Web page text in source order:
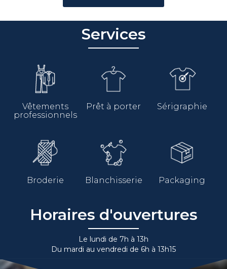
Services
Vêtements
professionnels
Prêt à porter Sérigraphie
Broderie Blanchisserie Packaging
Horaires d'ouvertures
Le lundi de 7h à 13h
Du mardi au vendredi de 6h à 13h15